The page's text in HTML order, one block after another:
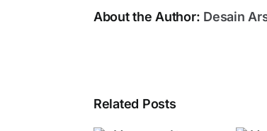
About the Author: Desain
Related PostsMengapa